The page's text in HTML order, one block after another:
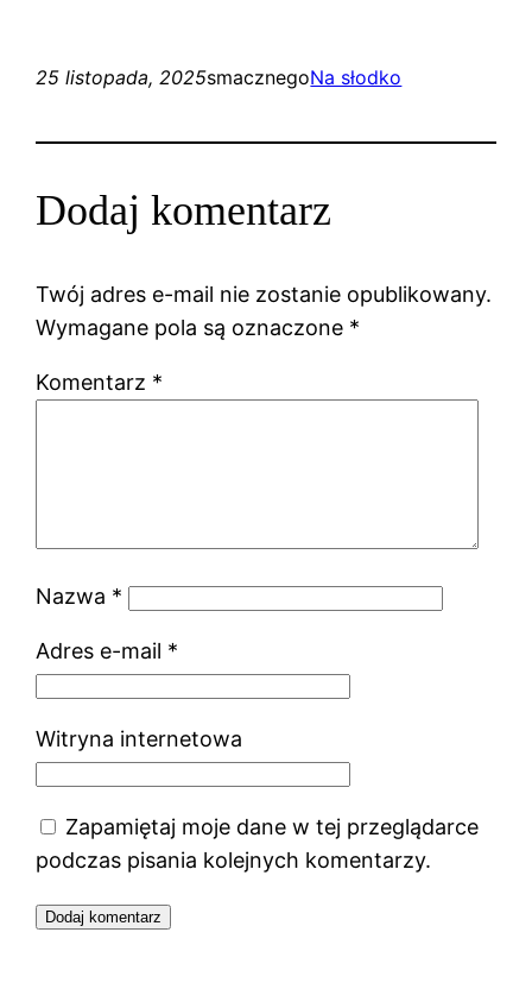
25 listopada, 2025smacznegoNa słodko
Dodaj komentarz
Twój adres e-mail nie zostanie opublikowany.
Wymagane pola są oznaczone *
Komentarz *
Nazwa *
Adres e-mail *
Witryna internetowa
Zapamiętaj moje dane w tej przeglądarce
podczas pisania kolejnych komentarzy.